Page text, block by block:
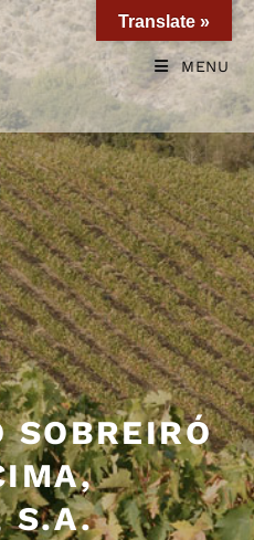
MENU
SOBREIRÓ
S.A.
Translate »